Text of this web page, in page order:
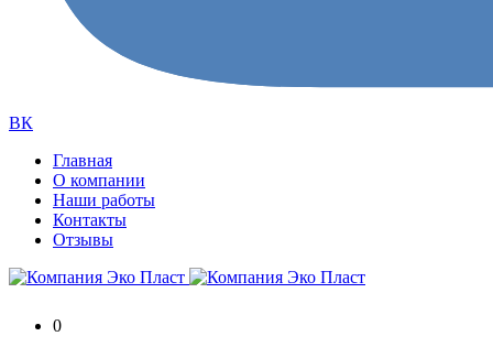
ВК
Главная
О компании
Наши работы
Контакты
Отзывы
0